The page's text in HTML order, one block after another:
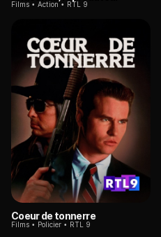
Films Action RTL 9
Coeur de tonnerre
Films Policier RTL 9